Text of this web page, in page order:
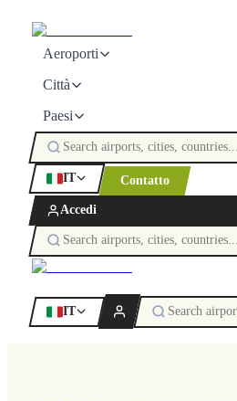
Aeroporti
Città
Paesi
IT Contatto
Accedi
IT